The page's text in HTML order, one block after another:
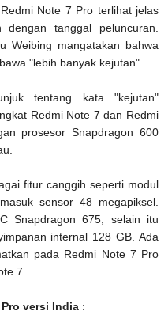
Note 7 Pro terlihat jelas
tanggal peluncuran.
Weibing mangatakan bahwa
"lebih banyak kejutan".
tentang kata "kejutan"
Redmi Note 7 dan Redmi
prosesor Snapdragon 600
fitur canggih seperti modul
sensor 48 megapiksel.
Snapdragon 675, selain itu
internal 128 GB. Ada
pada Redmi Note 7 Pro
7.
versi India :